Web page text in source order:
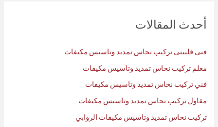
ث
عأحدث المقالات
فني فلبيني تركيب نحاس تمديد وتاسيس مكيفات
معلم تركيب نحاس تمديد وتاسيس مكيفات
فني تركيب نحاس تمديد وتاسيس مكيفات
مقاول تركيب نحاس تمديد وتاسيس مكيفات
تركيب نحاس تمديد وتاسيس مكيفات الروابي